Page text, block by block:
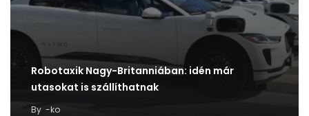
Robotaxik Nagy-Britanniában: idén már
utasokat is szállíthatnak
By -ko